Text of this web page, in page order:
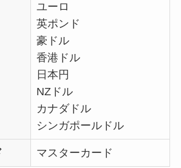
ユーロ
英ポンド
豪ドル
香港ドル
日本円
NZドル
カナダドル
シンガポールドル
マスターカード